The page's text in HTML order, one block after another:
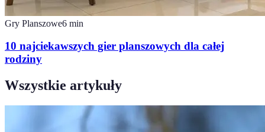
Gry Planszowe6 min
10 najciekawszych gier planszowych dla całej
rodziny
Wszystkie artykuły